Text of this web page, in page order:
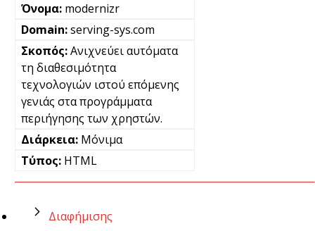
modernizr
serving-sys.com
Ανιχνεύει αυτόματα
τη διαθεσιμότητα
τεχνολογιών ιστού επόμενης
γενιάς στα προγράμματα
περιήγησης των χρηστών.
Μόνιμα
HTML
Διαφήμισης